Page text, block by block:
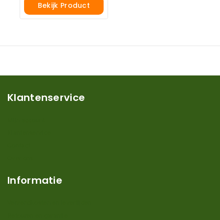
Bekijk Product
Klantenservice
Informatie